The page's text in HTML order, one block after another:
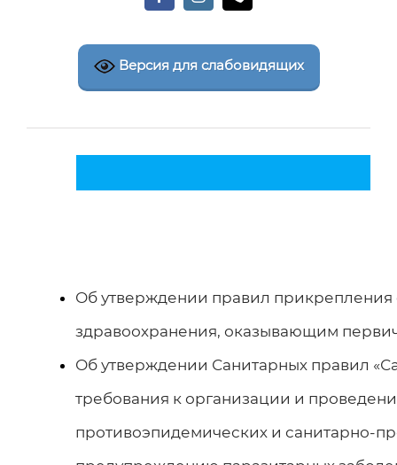
Версия для слабовидящих
Navigation
Администрация
Блог глав. врача
Пациенту
Обслуживаемая территория
Гарантированный объем бесплатной медицинской
Государственные услуги
Об утверждении правил
здравоохранения, оказывающим
Об утверждении Санитарных правил
требования к организации и
противоэпидемических и санитарно-